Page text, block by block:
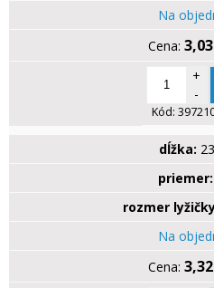
Na
+
-
Kód:
dĺžka:
priemer:
rozmer
Na